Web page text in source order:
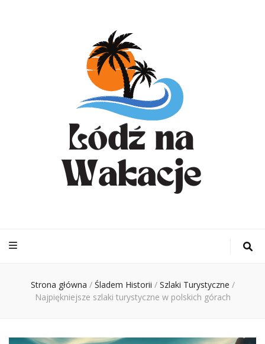
– Turystyka
Ciebie
Strona główna / Śladem Historii / Szlaki Turystyczne /
Najpiękniejsze szlaki turystyczne w polskich górach